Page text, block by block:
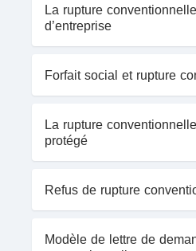
La rupture
d’entreprise
Forfait social et rupture
La rupture
protégé
Refus de rupture
Modèle de lettre de